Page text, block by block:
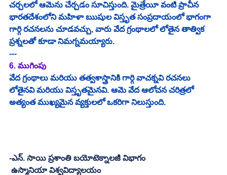
చర్చలలో ఆమెను చేర్చడం సూచిస్తుంది. మైత్రేయీ వంటి ప్రాచీన
భారతదేశంలోని మహిళా ఋషుల విస్తృత సంప్రదాయంలో భాగంగా
గార్గి రచనలను చూడవచ్చు, వారు వేద గ్రంథాలలో లోతైన తాత్విక
ప్రశ్నలతో కూడా నిమగ్నమయ్యారు.
---
6. ముగింపు
వేద గ్రంథాలు మరియు తత్వశాస్త్రానికి గార్గి వాచక్నవి రచనలు
లోతైనవి మరియు విస్తృతమైనవి. ఆమె వేద ఆలోచన చరిత్రలో
అత్యంత ముఖ్యమైన వ్యక్తులలో ఒకరిగా నిలుస్తుంది.
-ఎన్. సాయి ప్రశాంతి బయోటెక్నాలజీ విభాగం
ఉస్మానియా విశ్వవిద్యాలయం